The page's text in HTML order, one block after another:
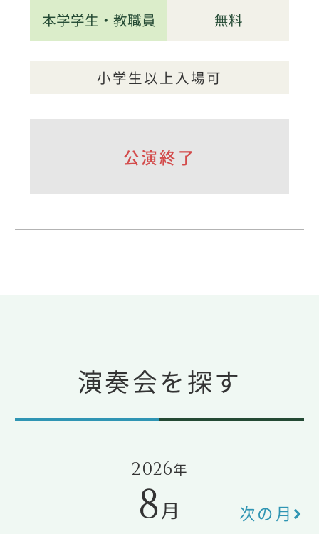
本学学生・教職員 無料
小学生以上入場可
公演終了
演奏会を探す
2026年
8月 次の月